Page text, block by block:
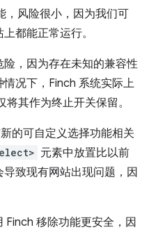
，风险很小，因为我们可
都能正常运行。
，因为存在未知的兼容性
况下，Finch 系统实际上
其作为终止开关保留。
的可自定义选择功能相关
元素中放置比以前
致现有网站出现问题，因
Finch 移除功能更安全，因